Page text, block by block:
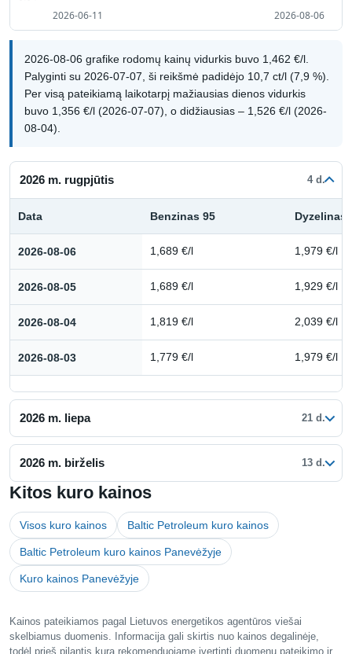
2026-08-06 grafike rodomų kainų vidurkis buvo 1,462 €/l.
Palyginti su 2026-07-07, ši reikšmė padidėjo 10,7 ct/l (7,9 %).
Per visą pateikiamą laikotarpį mažiausias dienos vidurkis
buvo 1,356 €/l (2026-07-07), o didžiausias – 1,526 €/l (2026-
08-04).
2026 m. rugpjūtis 4 d.
Data Benzinas 95 Dyzelinas
2026-08-06 1,689 €/l 1,979 €/l
2026-08-05 1,689 €/l 1,929 €/l
2026-08-04 1,819 €/l 2,039 €/l
2026-08-03 1,779 €/l 1,979 €/l
2026 m. liepa 21 d.
2026 m. birželis 13 d.
Kitos kuro kainos
Visos kuro kainos Baltic Petroleum kuro kainos
Baltic Petroleum kuro kainos Panevėžyje
Kuro kainos Panevėžyje
Kainos pateikiamos pagal Lietuvos energetikos agentūros viešai
skelbiamus duomenis. Informacija gali skirtis nuo kainos degalinėje,
todėl prieš pilantis kurą rekomenduojame įvertinti duomenų pateikimo ir